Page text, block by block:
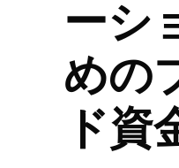
ーシ
めの
ド